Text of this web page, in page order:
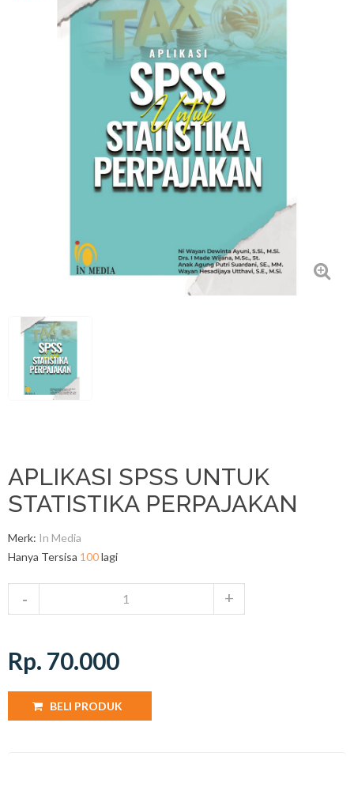
APLIKASI SPSS UNTUK
STATISTIKA PERPAJAKAN
Merk: In Media
Hanya Tersisa 100lagi
Rp. 70.000
BELI PRODUK